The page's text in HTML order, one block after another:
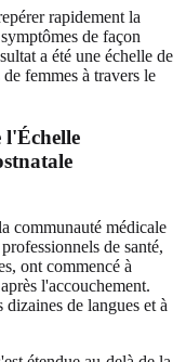
rapidement la
de façon
a été une échelle de
femmes à travers le
l'Échelle
communauté médicale
de santé,
ont commencé à
l'accouchement.
de langues et à